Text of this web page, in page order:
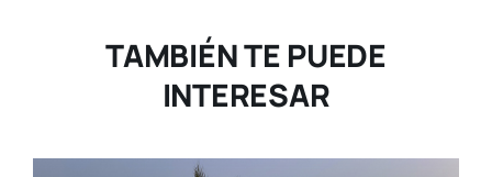
TAMBIÉN TE PUEDE
INTERESAR